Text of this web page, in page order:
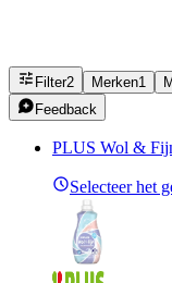
Filter2 Merken1
Feedback
PLUS Wol &
Selecteer het